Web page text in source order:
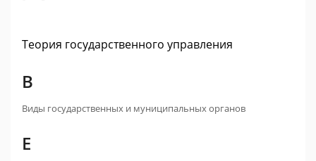
Теория государственного управления
В
Виды государственных и муниципальных органов
Е